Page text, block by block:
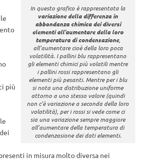
In questo grafico è rappresentata la
variazione della differenza in
abbondanza chimica dei diversi
elementi all’aumentare della loro
temperatura di condensazione,
all’aumentare cioè della loro poca
volatilità. I pallini blu rappresentano
gli elementi chimici più volatili mentre
i pallini rossi rappresentano gli
elementi più pesanti. Mentre per i blu
si nota una distribuzione uniforme
attorno a uno stesso valore (quindi
non c’è variazione a seconda della loro
volatilità), per i rossi si vede come ci
sia una variazione sempre maggiore
all’aumentare della temperatura di
condenzasione dei dati elementi.
più
in misura molto diversa nei